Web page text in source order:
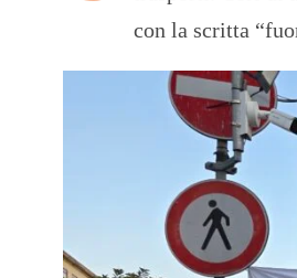
con la scritta